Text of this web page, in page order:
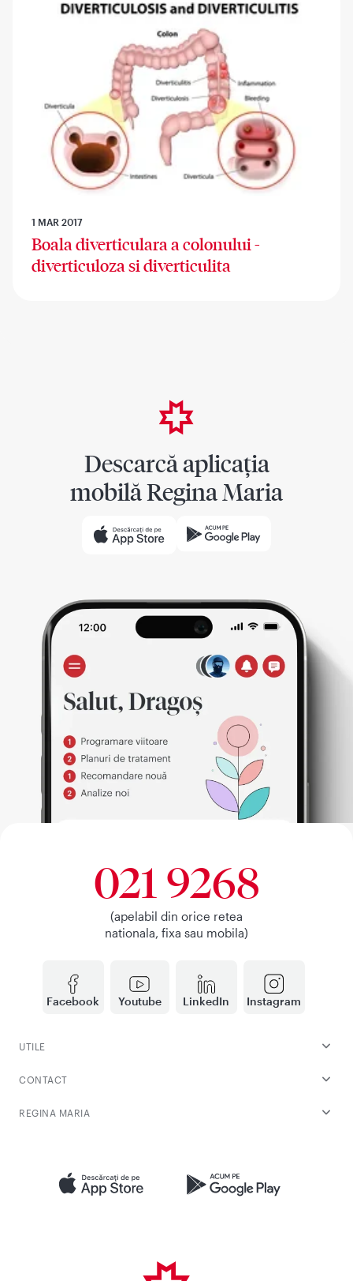
1 MAR 2017
Boala diverticulara a colonului -
diverticuloza si diverticulita
Descarcă aplicația
mobilă Regina Maria
Facebook Youtube LinkedIn Instagram
021 9268
(apelabil din orice retea
nationala, fixa sau mobila)
UTILE
CONTACT
REGINA MARIA